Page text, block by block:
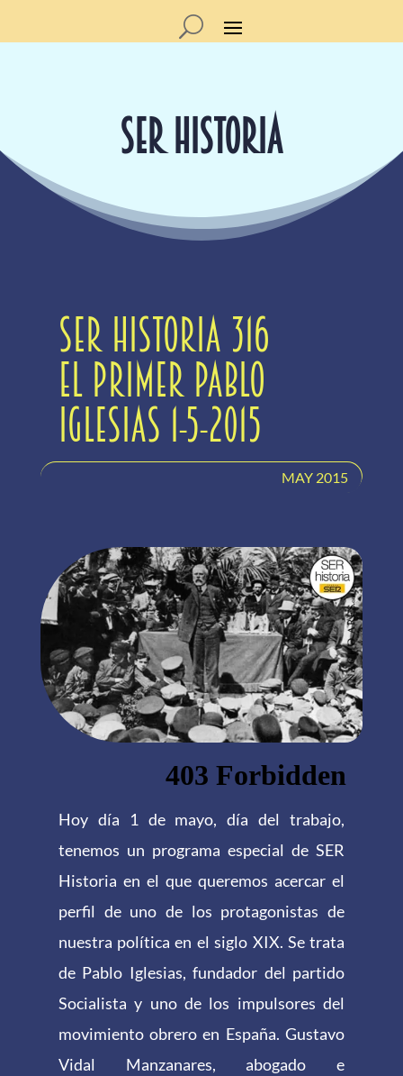
SER HISTORIA
SER Historia 316
El primer Pablo
Iglesias 1-5-2015
MAY 2015
Hoy día 1 de mayo, día del trabajo,
tenemos un programa especial de SER
Historia en el que queremos acercar el
perfil de uno de los protagonistas de
nuestra política en el siglo XIX. Se trata
de Pablo Iglesias, fundador del partido
Socialista y uno de los impulsores del
movimiento obrero en España. Gustavo
Vidal Manzanares, abogado e